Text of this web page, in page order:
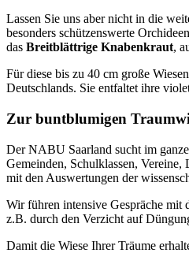
Lassen Sie uns aber nicht in die
besonders schützenswerte
das Breitblättrige Knabenkraut,
Für diese bis zu 40 cm große
Deutschlands. Sie entfaltet ihre
Zur buntblumigen
Der NABU Saarland sucht im
Gemeinden, Schulklassen,
mit den Auswertungen der
Wir führen intensive Gespräche mit
z.B. durch den Verzicht auf
Damit die Wiese Ihrer Träume